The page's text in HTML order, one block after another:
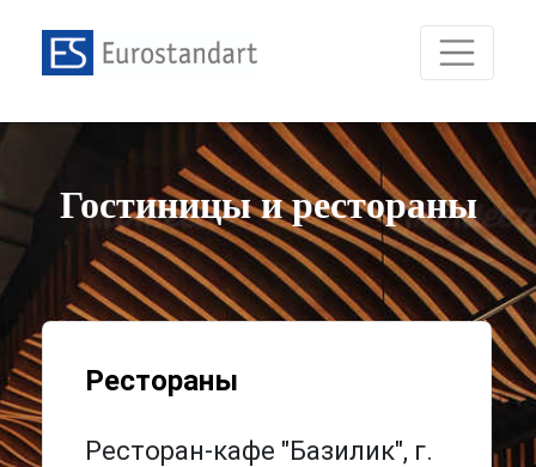
Гостиницы и рестораны
Рестораны
Ресторан-кафе "Базилик", г.